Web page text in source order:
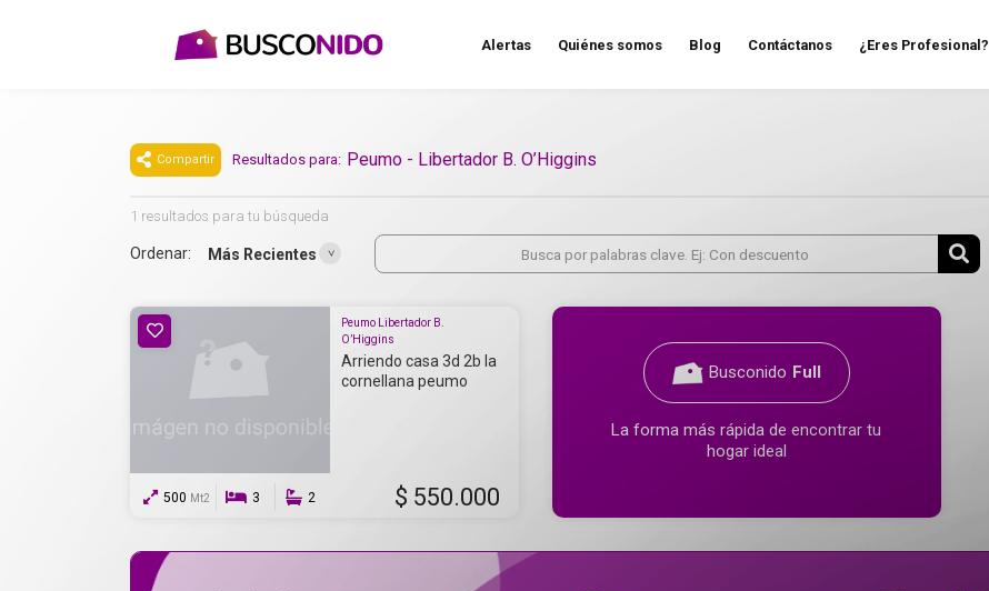
Alertas Quiénes somos Blog Contáctanos ¿Eres Profesional?
Compartir Resultados para: Peumo - Libertador B. O’Higgins
1 resultados para tu búsqueda
Ordenar: Más Recientes
Peumo Libertador B.
O’Higgins
Arriendo casa 3d 2b la
cornellana peumo
500 Mt2 3 2 $ 550.000
Busconido Full
La forma más rápida de encontrar tu
hogar ideal